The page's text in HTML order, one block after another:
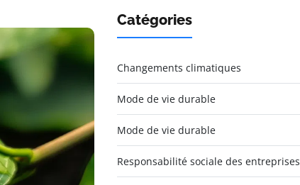
Catégories
Changements climatiques
Mode de vie durable
Mode de vie durable
Responsabilité sociale des entreprises